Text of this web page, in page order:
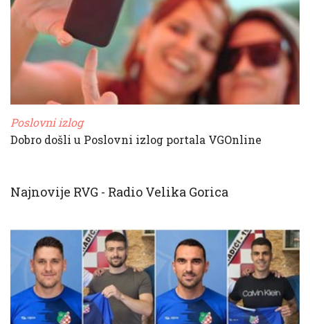
Poslovni izlog
Dobro došli u Poslovni izlog portala VGOnline
Najnovije RVG - Radio Velika Gorica